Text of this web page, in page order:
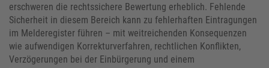
erschweren die rechtssichere Bewertung erheblich. Fehlende
Sicherheit in diesem Bereich kann zu fehlerhaften Eintragungen
im Melderegister führen – mit weitreichenden Konsequenzen
wie aufwendigen Korrekturverfahren, rechtlichen Konflikten,
Verzögerungen bei der Einbürgerung und einem